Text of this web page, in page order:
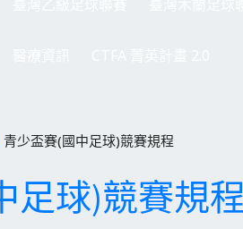
青少盃賽(國中足球)競賽規程
足球)競賽規